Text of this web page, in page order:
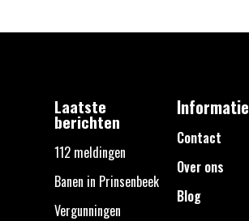
Laatste
berichten
112 meldingen
Banen in Prinsenbeek
Vergunningen
Informatie
Contact
Over ons
Blog